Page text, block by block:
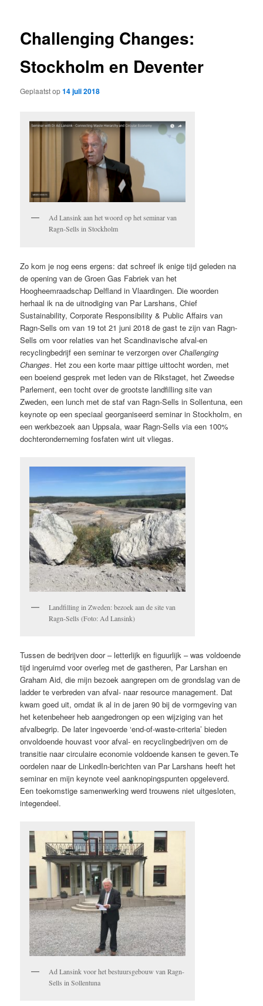
Challenging Changes:
Stockholm en Deventer
Geplaatst op14 juli 2018
Ad Lansink aan het woord op het seminar van
Ragn-Sells in Stockholm
Zo kom je nog eens ergens: dat schreef ik enige tijd geleden na
de opening van de Groen Gas Fabriek van het
Hoogheemraadschap Delfland in Vlaardingen. Die woorden
herhaal ik na de uitnodiging van Par Larshans, Chief
Sustainability, Corporate Responsibility & Public Affairs van
Ragn-Sells om van 19 tot 21 juni 2018 de gast te zijn van Ragn-
Sells om voor relaties van het Scandinavische afval-en
recyclingbedrijf een seminar te verzorgen overChallenging
Changes. Het zou een korte maar pittige uittocht worden, met
een boeiend gesprek met leden van de Rikstaget, het Zweedse
Parlement, een tocht over de grootste landfilling site van
Zweden, een lunch met de staf van Ragn-Sells in Sollentuna, een
keynote op een speciaal georganiseerd seminar in Stockholm, en
een werkbezoek aan Uppsala, waar Ragn-Sells via een 100%
dochteronderneming fosfaten wint uit vliegas.
Landfilling in Zweden: bezoek aan de site van
Ragn-Sells (Foto: Ad Lansink)
Tussen de bedrijven door – letterlijk en figuurlijk – was voldoende
tijd ingeruimd voor overleg met de gastheren, Par Larshan en
Graham Aid, die mijn bezoek aangrepen om de grondslag van de
ladder te verbreden van afval- naar resource management. Dat
kwam goed uit, omdat ik al in de jaren 90 bij de vormgeving van
het ketenbeheer heb aangedrongen op een wijziging van het
afvalbegrip. De later ingevoerde ‘end-of-waste-criteria’ bieden
onvoldoende houvast voor afval- en recyclingbedrijven om de
transitie naar circulaire economie voldoende kansen te geven.Te
oordelen naar de LinkedIn-berichten van Par Larshans heeft het
seminar en mijn keynote veel aanknopingspunten opgeleverd.
Een toekomstige samenwerking werd trouwens niet uitgesloten,
integendeel.
Ad Lansink voor het bestuursgebouw van Ragn-
Sells in Sollentuna